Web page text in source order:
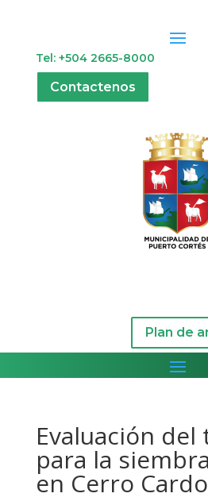
Tel: +504 2665-8000
Contactenos
Plan de
Evaluación
para la
en Cerro